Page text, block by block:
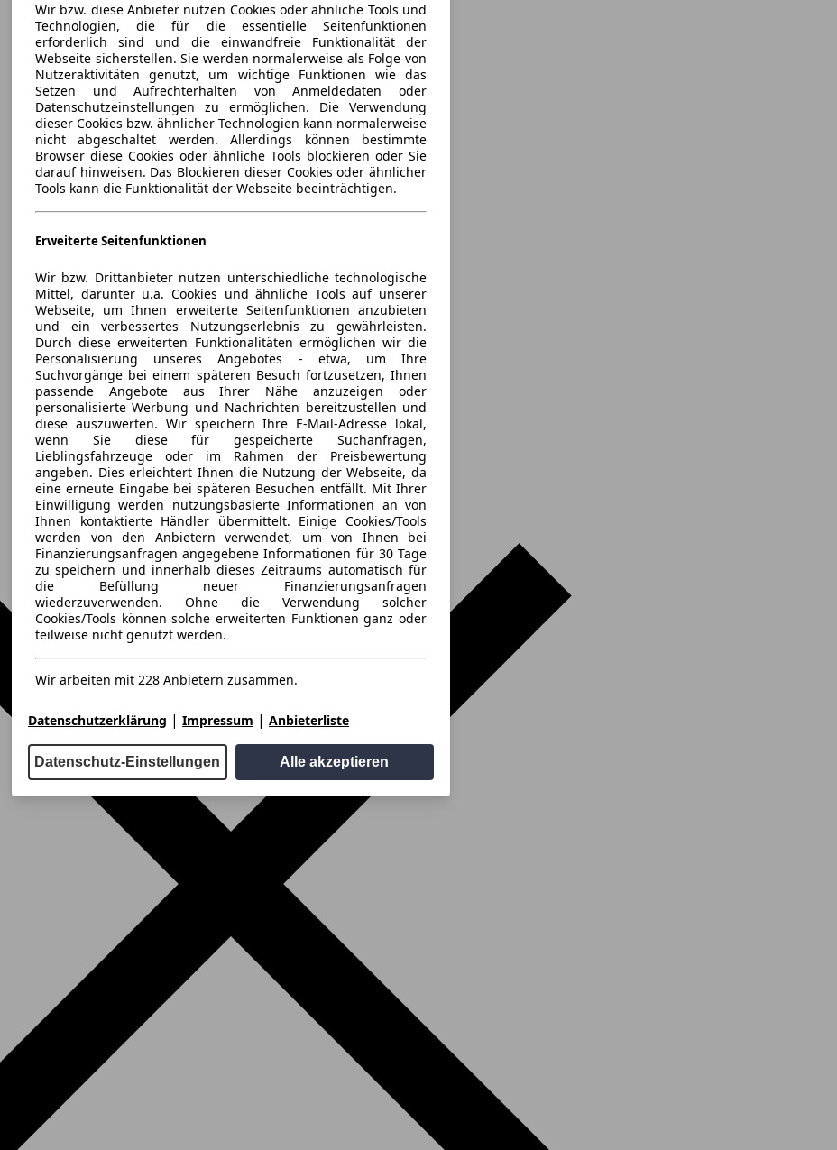
Wir bzw. diese Anbieter nutzen Cookies oder ähnliche Tools und
Technologien, die für die essentielle Seitenfunktionen
erforderlich sind und die einwandfreie Funktionalität der
Webseite sicherstellen. Sie werden normalerweise als Folge von
Nutzeraktivitäten genutzt, um wichtige Funktionen wie das
Setzen und Aufrechterhalten von Anmeldedaten oder
Datenschutzeinstellungen zu ermöglichen. Die Verwendung
dieser Cookies bzw. ähnlicher Technologien kann normalerweise
nicht abgeschaltet werden. Allerdings können bestimmte
Browser diese Cookies oder ähnliche Tools blockieren oder Sie
darauf hinweisen. Das Blockieren dieser Cookies oder ähnlicher
Tools kann die Funktionalität der Webseite beeinträchtigen.
Erweiterte Seitenfunktionen
Wir bzw. Drittanbieter nutzen unterschiedliche technologische
Mittel, darunter u.a. Cookies und ähnliche Tools auf unserer
Webseite, um Ihnen erweiterte Seitenfunktionen anzubieten
und ein verbessertes Nutzungserlebnis zu gewährleisten.
Durch diese erweiterten Funktionalitäten ermöglichen wir die
Personalisierung unseres Angebotes - etwa, um Ihre
Suchvorgänge bei einem späteren Besuch fortzusetzen, Ihnen
passende Angebote aus Ihrer Nähe anzuzeigen oder
personalisierte Werbung und Nachrichten bereitzustellen und
diese auszuwerten. Wir speichern Ihre E-Mail-Adresse lokal,
wenn Sie diese für gespeicherte Suchanfragen,
Lieblingsfahrzeuge oder im Rahmen der Preisbewertung
angeben. Dies erleichtert Ihnen die Nutzung der Webseite, da
eine erneute Eingabe bei späteren Besuchen entfällt. Mit Ihrer
Einwilligung werden nutzungsbasierte Informationen an von
Ihnen kontaktierte Händler übermittelt. Einige Cookies/Tools
werden von den Anbietern verwendet, um von Ihnen bei
Finanzierungsanfragen angegebene Informationen für 30 Tage
zu speichern und innerhalb dieses Zeitraums automatisch für
die Befüllung neuer Finanzierungsanfragen
wiederzuverwenden. Ohne die Verwendung solcher
Cookies/Tools können solche erweiterten Funktionen ganz oder
teilweise nicht genutzt werden.
Wir arbeiten mit 228 Anbietern zusammen.
Datenschutzerklärung | Impressum | Anbieterliste
Datenschutz-Einstellungen Alle akzeptieren